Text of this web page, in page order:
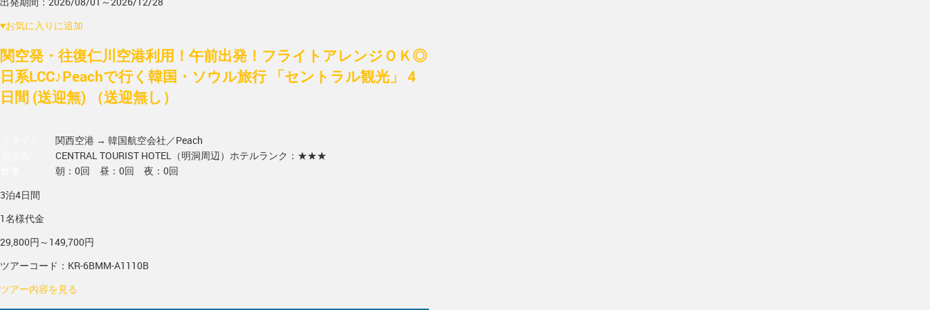
♥お気に入りに追加
関空発・往復仁川空港利用！午前出発！フライトアレンジＯＫ◎
日系LCC♪Peachで行く韓国・ソウル旅行 「セントラル観光」 4
日間 (送迎無) （送迎無し）
関西空港 → 韓国航空会社／Peach
CENTRAL TOURIST HOTEL（明洞周辺） ホテルランク：★★★
朝：0回 昼：0回 夜：0回
3泊4日間
1名様代金
29,800円～149,700円
ツアーコード：KR-6BMM-A1110B
ツアー内容を見る